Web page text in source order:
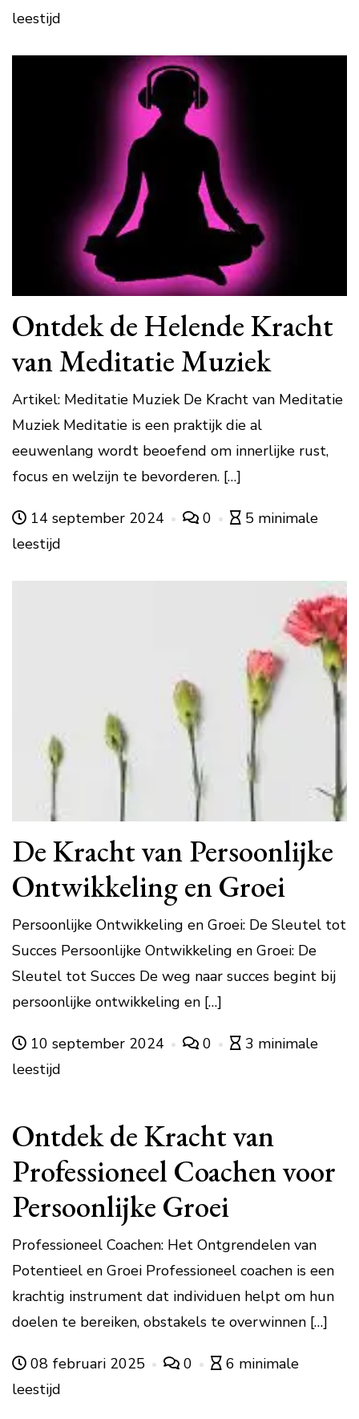
leestijd
Ontdek de Helende Kracht
van Meditatie Muziek
Artikel: Meditatie Muziek De Kracht van Meditatie
Muziek Meditatie is een praktijk die al
eeuwenlang wordt beoefend om innerlijke rust,
focus en welzijn te bevorderen. […]
14 september 2024 0
5 minimale
leestijd
De Kracht van Persoonlijke
Ontwikkeling en Groei
Persoonlijke Ontwikkeling en Groei: De Sleutel tot
Succes Persoonlijke Ontwikkeling en Groei: De
Sleutel tot Succes De weg naar succes begint bij
persoonlijke ontwikkeling en […]
10 september 2024 0
3 minimale
leestijd
Ontdek de Kracht van
Professioneel Coachen voor
Persoonlijke Groei
Professioneel Coachen: Het Ontgrendelen van
Potentieel en Groei Professioneel coachen is een
krachtig instrument dat individuen helpt om hun
doelen te bereiken, obstakels te overwinnen […]
08 februari 2025 0
6 minimale
leestijd